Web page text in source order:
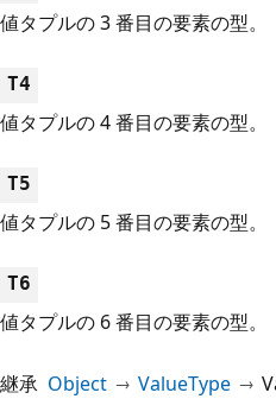
値タプルの 3 番目の要素の型。
T4
値タプルの 4 番目の要素の型。
T5
値タプルの 5 番目の要素の型。
T6
値タプルの 6 番目の要素の型。
継承 Object ValueType